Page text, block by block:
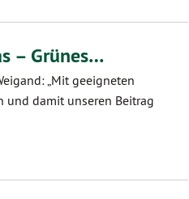
– Grünes…
„Mit geeigneten
und damit unseren Beitrag